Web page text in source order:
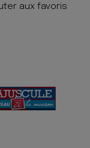
aux favoris